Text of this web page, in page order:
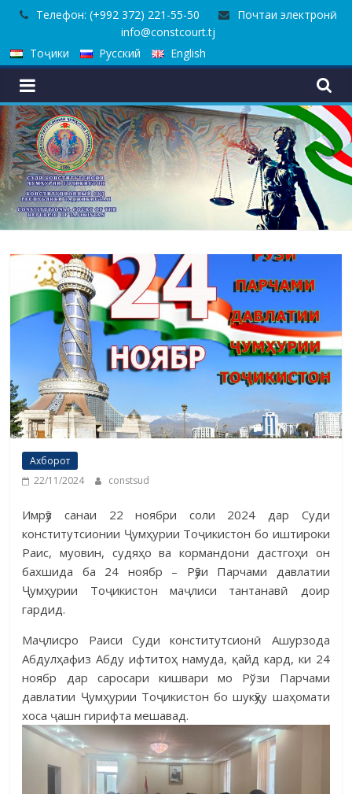
Телефон: (+992 372) 221-55-50
Почтаи электронӣ:
info@constcourt.tj
Тоҷики
Русский English
Ахборот
22/11/2024
constsud
Имрӯз санаи 22 ноябри соли 2024 дар Суди
конститутсионии Ҷумҳурии Тоҷикистон бо иш­тироки
Раис, муовин, судяҳо ва кормандони дастгоҳи он
бахшида ба 24 ноябр – Рӯзи Парчами давлатии
Ҷумҳурии Тоҷикистон маҷлиси тан­танавӣ доир
гардид.
Маҷлисро Раиси Суди конститутсионӣ Ашурзода
Абдулҳафиз Абду ифтитоҳ намуда, қайд кард, ки 24
ноябр дар саросари кишвари мо Рўзи Парчами
давлатии Ҷумҳурии Тоҷикистон бо шукӯҳу шаҳомати
хоса ҷашн гирифта мешавад.